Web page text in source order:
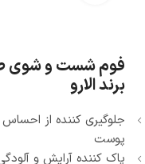
برند الارو
جلوگیری کننده از
پوست
پاک کننده آرایش و